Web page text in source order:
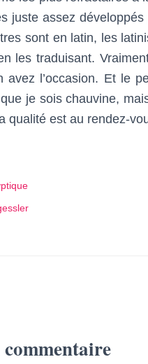
juste assez
sont en latin, les
les traduisant.
l’occasion. Et le
je sois chauvine,
est au rendez-
commentaire